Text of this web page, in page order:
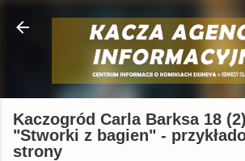
Przejdź do głównej
Kaczogród Carla Barksa 18 (2)
"Stworki z bagien" -
strony